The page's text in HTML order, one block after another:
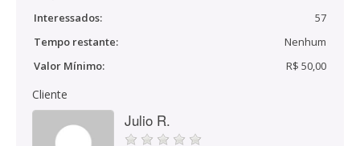
Interessados:
57
Tempo restante:
Nenhum
Valor Mínimo:
R$ 50,00
Cliente
Julio R.